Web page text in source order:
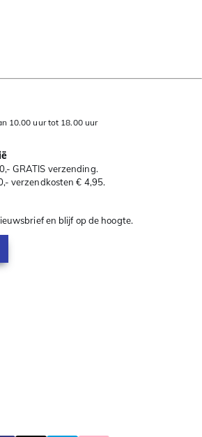
10.00 uur tot 18.00 uur
GRATIS verzending.
verzendkosten € 4,95.
en blijf op de hoogte.